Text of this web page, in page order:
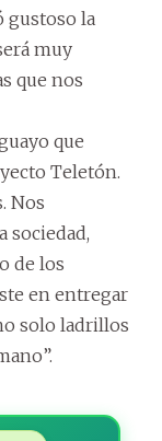
gustoso la
muy
que nos
que
Teletón.
Nos
sociedad,
de los
en entregar
solo ladrillos